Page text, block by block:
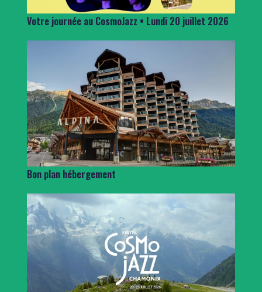
Votre journée au CosmoJazz • Lundi 20 juillet 2026
Bon plan hébergement